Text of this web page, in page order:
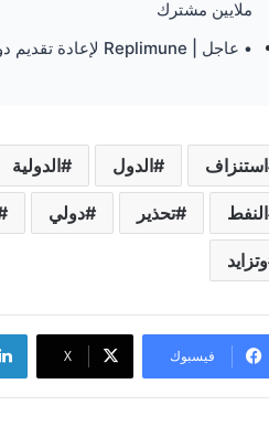
ملايين مشترك
• عاجل | Replimune لإعادة تقديم دواء سرطان الجلد بعد مغادرة مكاري من إدارة الغذاء والدواء
استنزاف الدول الدولية
النفط تحذير دولي
وتزايد
فيسبوك ‫X